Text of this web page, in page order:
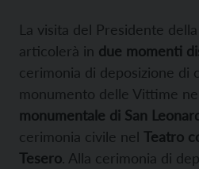
La visita del Presidente
articolerà in due momenti
cerimonia di deposizione di
monumento delle Vittime
monumentale di San
cerimonia civile nel Teatro
Tesero. Alla cerimonia di